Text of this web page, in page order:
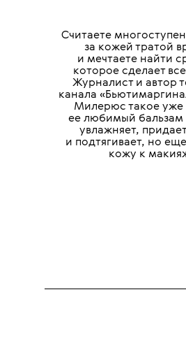
Считаете
за кожей тратой
и мечтаете найти
которое сделает
Журналист и автор
канала
Милерюс такое
ее любимый бальзам
увлажняет,
и подтягивает, но
кожу к